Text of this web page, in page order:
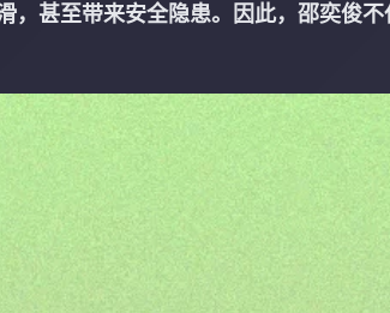
，甚至带来安全隐患。因此，邵奕俊